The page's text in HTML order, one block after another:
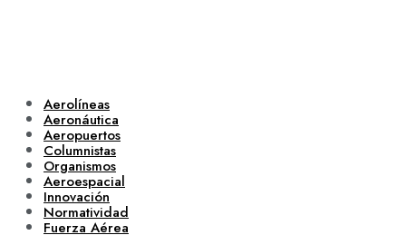
Aerolíneas
Aeronáutica
Aeropuertos
Columnistas
Organismos
Aeroespacial
Innovación
Normatividad
Fuerza Aérea